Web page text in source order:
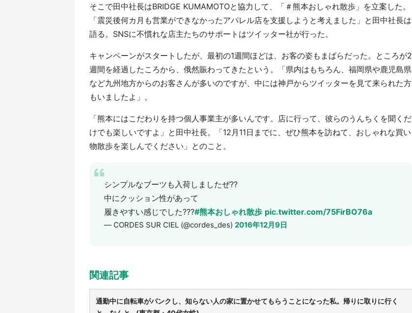
そこで田中社長はBRIDGE KUMAMOTOと協力して、「＃熊本おしゃれ散歩」を立案した。
「震災後何カ月も営業ができなかったアパレル店を支援しようと考えました」と田中社長は
語る。SNSに不慣れな店主たちのサポートはツイッター社が行った。
キャンペーンがスタートしたが、最初の1週間ほどは、お客の姿もまばらだった。ところが2
週間を経過したころから、俄然賑わってきたという。「県内はもちろん、福岡県や鹿児島県
など九州地方からのお客さんが多いのですが、中には神戸からツイッターを見て来られた方
もいましたよ」。
「熊本にはこだわりを持つ個人事業主が多いんです。店に行って、彼らのうんちくを聞くだ
けでも楽しいですよ」と田中社長。「12月11日までに、ぜひ熊本を訪ねて、おしゃれな買い
物散歩を楽しんでください」とのこと。
シンプルなブーツも入荷しましたぜ??
中にクッション性があって
履きやすい感じでした???#熊本おしゃれ散歩 pic.twitter.com/75FirBO76a
— CORDES SUR CIEL (@cordes_des) 2016年12月9日
関連記事
通勤中に自転車がパンクし、知らない人の家に置かせてもらうことになった私。帰りに取りに行く